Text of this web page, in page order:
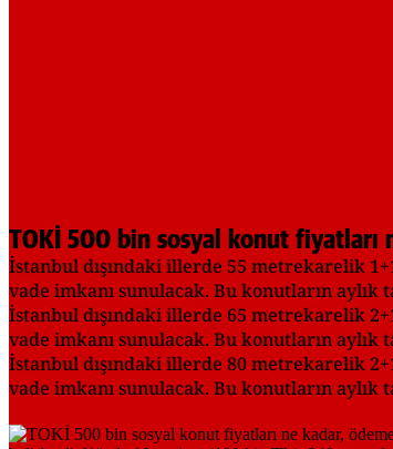
TOKİ 500 bin sosyal konut fiyatları
İstanbul dışındaki illerde 55 metrekarelik
vade imkanı sunulacak. Bu konutların aylık
İstanbul dışındaki illerde 65 metrekarelik
vade imkanı sunulacak. Bu konutların aylık
İstanbul dışındaki illerde 80 metrekarelik
vade imkanı sunulacak. Bu konutların aylık